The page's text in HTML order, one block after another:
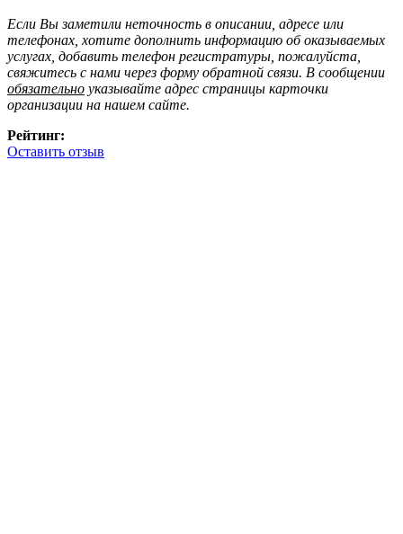
Если Вы заметили неточность в описании, адресе или
телефонах, хотите дополнить информацию об оказываемых
услугах, добавить телефон регистратуры, пожалуйста,
свяжитесь с нами через форму обратной связи. В сообщении
обязательно указывайте адрес страницы карточки
организации на нашем сайте.
Рейтинг:
Оставить отзыв